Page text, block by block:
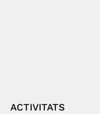
ACTIVITATS